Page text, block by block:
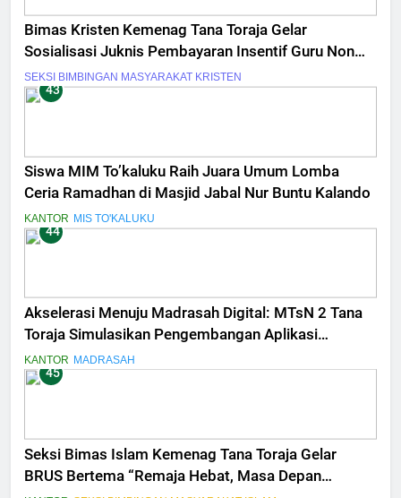
Bimas Kristen Kemenag Tana Toraja Gelar
Sosialisasi Juknis Pembayaran Insentif Guru Non
ASN Tahun 2026
SEKSI BIMBINGAN MASYARAKAT KRISTEN
43
Siswa MIM To’kaluku Raih Juara Umum Lomba
Ceria Ramadhan di Masjid Jabal Nur Buntu Kalando
KANTOR MIS TO'KALUKU
44
Akselerasi Menuju Madrasah Digital: MTsN 2 Tana
Toraja Simulasikan Pengembangan Aplikasi
Penilaian Terintegrasi
KANTOR MADRASAH
45
Seksi Bimas Islam Kemenag Tana Toraja Gelar
BRUS Bertema “Remaja Hebat, Masa Depan